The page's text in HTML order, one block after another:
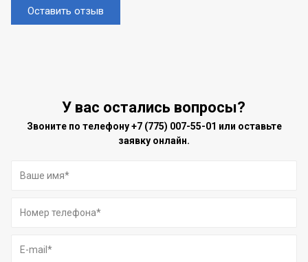
Оставить отзыв
У вас остались вопросы?
Звоните по телефону+7 (775) 007-55-01 или оставьте
заявку онлайн.